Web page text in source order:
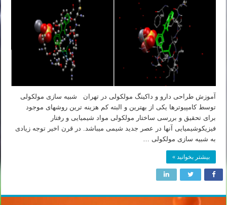
آموزش طراحی دارو و داکینگ مولکولی در تهران شبیه سازی مولکولی
توسط کامپیوترها یکی از بهترین و البته کم هزینه ترین روشهای موجود
برای تحقیق و بررسی ساختار مولکولی مواد شیمیایی و رفتار
فیزیکوشیمیایی آنها در عصر جدید شیمی میباشد. در قرن اخیر توجه زیادی
به شبیه سازی مولکولی …
بیشتر بخوانید »